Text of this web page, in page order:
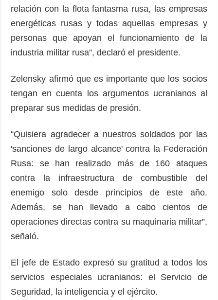
relación con la flota fantasma rusa, las empresas
energéticas rusas y todas aquellas empresas y
personas que apoyan el funcionamiento de la
industria militar rusa”, declaró el presidente.
Zelensky afirmó que es importante que los socios
tengan en cuenta los argumentos ucranianos al
preparar sus medidas de presión.
“Quisiera agradecer a nuestros soldados por las
'sanciones de largo alcance' contra la Federación
Rusa: se han realizado más de 160 ataques
contra la infraestructura de combustible del
enemigo solo desde principios de este año.
Además, se han llevado a cabo cientos de
operaciones directas contra su maquinaria militar”,
señaló.
El jefe de Estado expresó su gratitud a todos los
servicios especiales ucranianos: el Servicio de
Seguridad, la inteligencia y el ejército.